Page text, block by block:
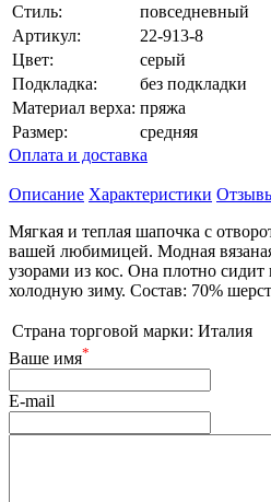
Стиль:
повседневный
Артикул:
22-913-8
Цвет:
серый
Подкладка:
без подкладки
Материал верха: пряжа
Размер:
средняя
Оплата и доставка
Описание Характеристики
Мягкая и теплая шапочка с
вашей любимицей. Модная
узорами из кос. Она плотно сидит
холодную зиму. Состав: 70%
Страна торговой марки: Италия
Ваше имя*
E-mail